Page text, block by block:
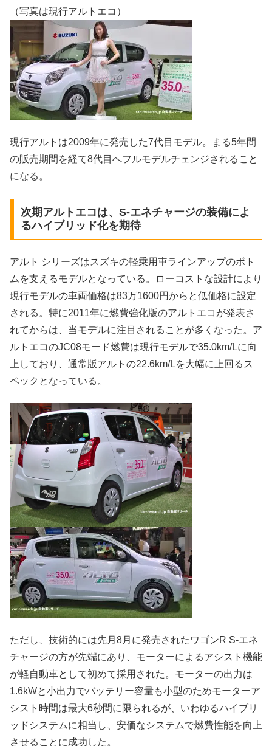
（写真は現行アルトエコ）
現行アルトは2009年に発売した7代目モデル。まる5年間
の販売期間を経て8代目へフルモデルチェンジされること
になる。
次期アルトエコは、S-エネチャージの装備によ
るハイブリッド化を期待
アルト シリーズはスズキの軽乗用車ラインアップのボト
ムを支えるモデルとなっている。ローコストな設計により
現行モデルの車両価格は83万1600円からと低価格に設定
される。特に2011年に燃費強化版のアルトエコが発表さ
れてからは、当モデルに注目されることが多くなった。ア
ルトエコのJC08モード燃費は現行モデルで35.0km/Lに向
上しており、通常版アルトの22.6km/Lを大幅に上回るス
ペックとなっている。
ただし、技術的には先月8月に発売されたワゴンR S-エネ
チャージの方が先端にあり、モーターによるアシスト機能
が軽自動車として初めて採用された。モーターの出力は
1.6kWと小出力でバッテリー容量も小型のためモーターア
シスト時間は最大6秒間に限られるが、いわゆるハイブリ
ッドシステムに相当し、安価なシステムで燃費性能を向上
させることに成功した。